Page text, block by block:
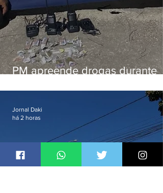
PM apreende drogas durante
Jornal Daki
há 2 horas